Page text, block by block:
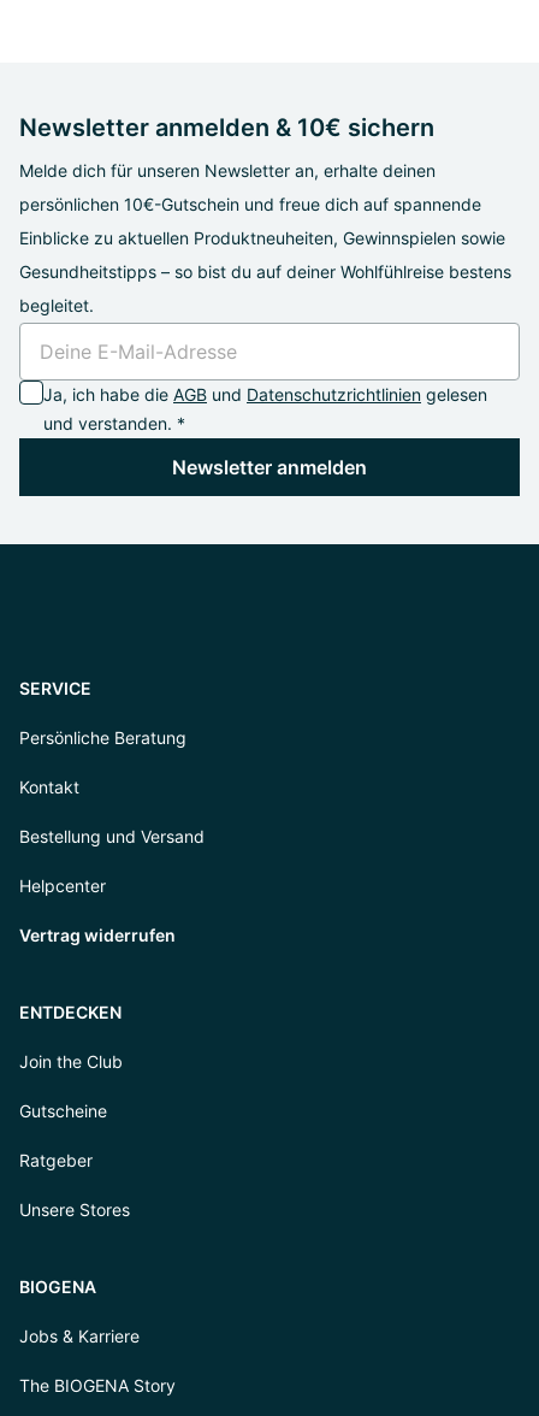
Newsletter anmelden & 10€ sichern
Melde dich für unseren Newsletter an, erhalte deinen
persönlichen 10€-Gutschein und freue dich auf spannende
Einblicke zu aktuellen Produktneuheiten, Gewinnspielen sowie
Gesundheitstipps – so bist du auf deiner Wohlfühlreise bestens
begleitet.
Ja, ich habe die AGB und Datenschutzrichtlinien gelesen
und verstanden. *
Newsletter anmelden
SERVICE
Persönliche Beratung
Kontakt
Bestellung und Versand
Helpcenter
Vertrag widerrufen
ENTDECKEN
Join the Club
Gutscheine
Ratgeber
Unsere Stores
BIOGENA
Jobs & Karriere
The BIOGENA Story